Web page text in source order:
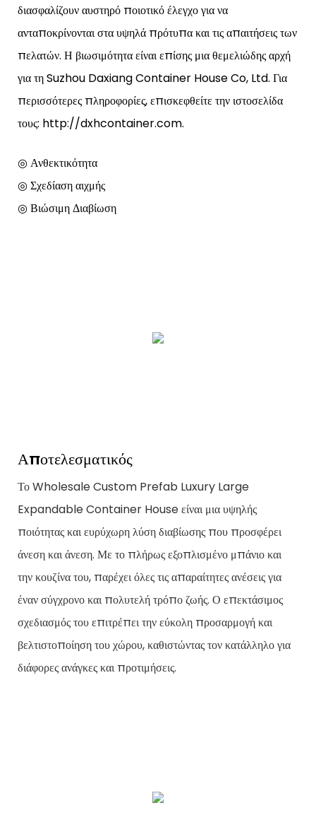
διασφαλίζουν αυστηρό ποιοτικό έλεγχο για να
ανταποκρίνονται στα υψηλά πρότυπα και τις απαιτήσεις των
πελατών. Η βιωσιμότητα είναι επίσης μια θεμελιώδης αρχή
για τη Suzhou Daxiang Container House Co, Ltd. Για
περισσότερες πληροφορίες, επισκεφθείτε την ιστοσελίδα
τους: http://dxhcontainer.com.
◎ Ανθεκτικότητα
◎ Σχεδίαση αιχμής
◎ Βιώσιμη Διαβίωση
Αποτελεσματικός
Το Wholesale Custom Prefab Luxury Large
Expandable Container House είναι μια υψηλής
ποιότητας και ευρύχωρη λύση διαβίωσης που προσφέρει
άνεση και άνεση. Με το πλήρως εξοπλισμένο μπάνιο και
την κουζίνα του, παρέχει όλες τις απαραίτητες ανέσεις για
έναν σύγχρονο και πολυτελή τρόπο ζωής. Ο επεκτάσιμος
σχεδιασμός του επιτρέπει την εύκολη προσαρμογή και
βελτιστοποίηση του χώρου, καθιστώντας τον κατάλληλο για
διάφορες ανάγκες και προτιμήσεις.